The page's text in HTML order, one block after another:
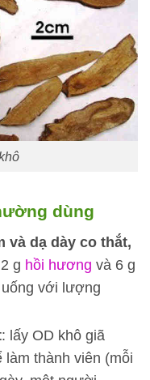
dùng
và dạ dày co thắt,
g hồi hương và 6 g
với lượng
: lấy OD khô giã
thành viên (mỗi